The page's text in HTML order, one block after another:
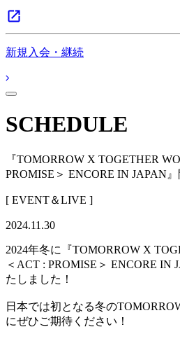
新規入会・継続
SCHEDULE
『TOMORROW X TOGETHER
PROMISE＞ ENCORE IN JAPAN』
[ EVENT＆LIVE ]
2024.11.30
2024年冬に『TOMORROW X
＜ACT : PROMISE＞ ENCORE IN
たしました！
日本では初となる冬の
にぜひご期待ください！